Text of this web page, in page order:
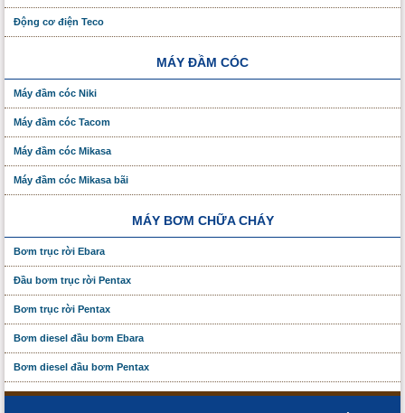
Động cơ điện Teco
MÁY ĐẦM CÓC
Máy đầm cóc Niki
Máy đầm cóc Tacom
Máy đầm cóc Mikasa
Máy đầm cóc Mikasa bãi
MÁY BƠM CHỮA CHÁY
Bơm trục rời Ebara
Đầu bơm trục rời Pentax
Bơm trục rời Pentax
Bơm diesel đầu bơm Ebara
Bơm diesel đầu bơm Pentax